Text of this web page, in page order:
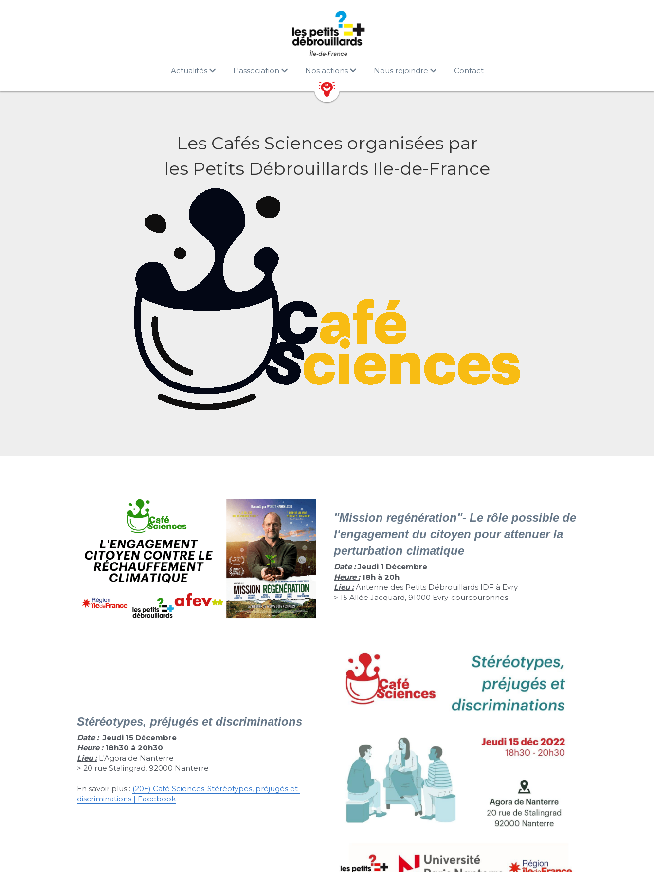
Actualités L'association Nos actions Nous rejoindre Contact
Les Cafés Sciences organisées par
les Petits Débrouillards Ile-de-France
"Mission regénération"- Le rôle possible de
l'engagement du citoyen pour attenuer la
perturbation climatique
Date : Jeudi 1 Décembre
Heure : 18h à 20h
Lieu : Antenne des Petits Débrouillards IDF à Evry
> 15 Allée Jacquard, 91000 Evry-courcouronnes
Stéréotypes, préjugés et discriminations
Date : Jeudi 15 Décembre
Heure : 18h30 à 20h30
Lieu : L'Agora de Nanterre
> 20 rue Stalingrad, 92000 Nanterre
En savoir plus : (20+) Café Sciences-Stéréotypes, préjugés et
discriminations | Facebook